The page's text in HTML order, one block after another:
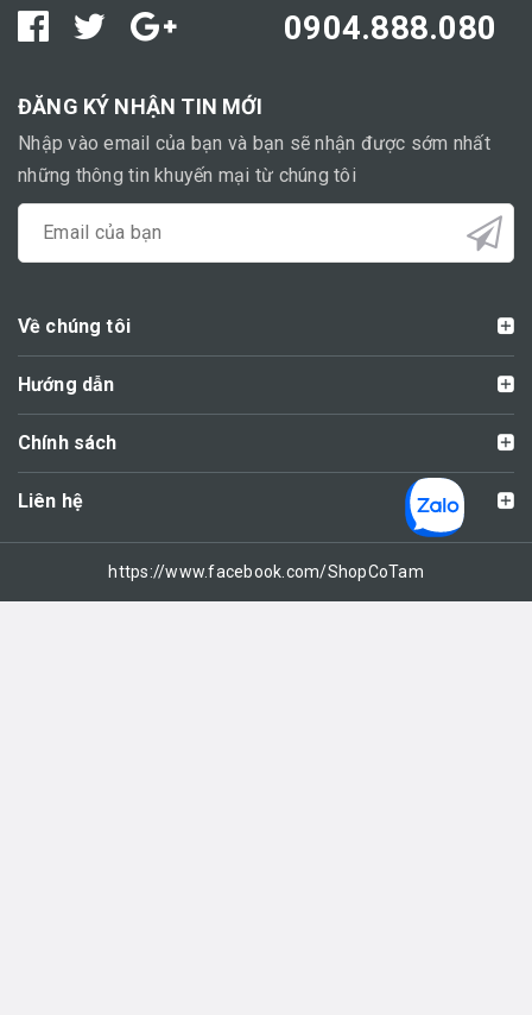
0904.888.080
ĐĂNG KÝ NHẬN TIN MỚI
Nhập vào email của bạn và bạn sẽ nhận được sớm nhất
những thông tin khuyến mại từ chúng tôi
Về chúng tôi
Hướng dẫn
Chính sách
Liên hệ
https://www.facebook.com/ShopCoTam